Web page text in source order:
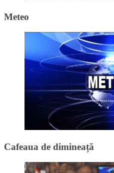
Meteo
Cafeaua de dimineață